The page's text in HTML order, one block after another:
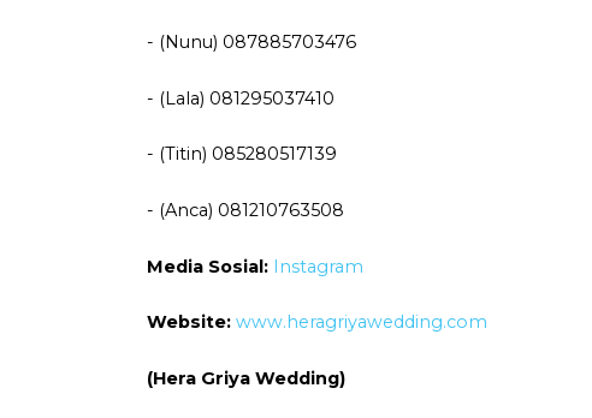
- (Nunu) 087885703476
- (Lala) 081295037410
- (Titin) 085280517139
- (Anca) 081210763508
Media Sosial: Instagram
Website: www.heragriyawedding.com
(Hera Griya Wedding)